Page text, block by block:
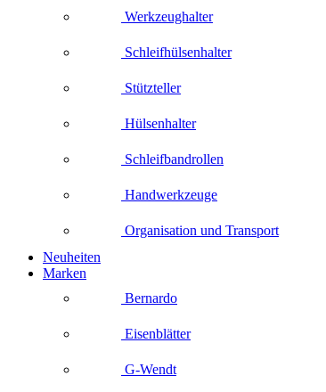
Werkzeughalter
Schleifhülsenhalter
Stützteller
Hülsenhalter
Schleifbandrollen
Handwerkzeuge
Organisation und Transport
Neuheiten
Marken
Bernardo
Eisenblätter
G-Wendt